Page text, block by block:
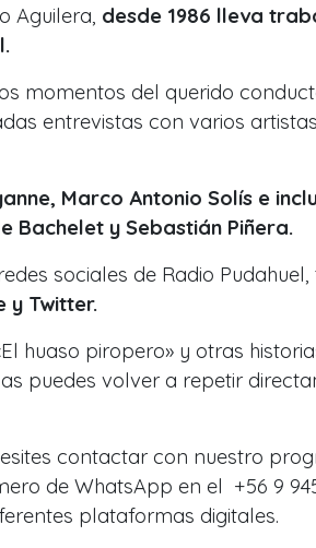
Aguilera, desde 1986 lleva
momentos del querido
entrevistas con varios artistas
Marco Antonio Solís e
Bachelet y Sebastián Piñera.
sociales de Radio
y Twitter.
huaso piropero» y otras
puedes volver a repetir
contactar con nuestro
de WhatsApp en el +56 9
plataformas digitales.